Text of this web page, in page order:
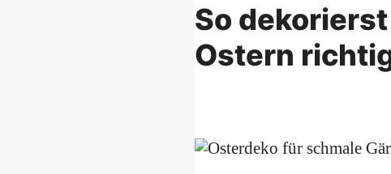
So
Ostern